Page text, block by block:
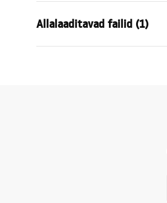
Materjal
Kõrgus
Allalaaditavad failid (1)